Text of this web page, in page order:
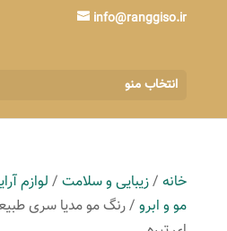
info@ranggiso.ir
انتخاب منو
خانه/زیبایی و سلامت/لوازم
مو و ابرو